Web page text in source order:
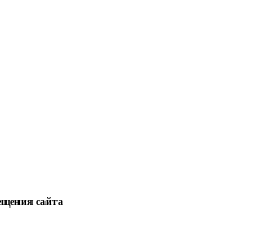
сайта